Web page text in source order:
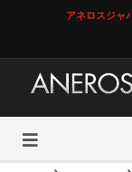
アネロスジャ